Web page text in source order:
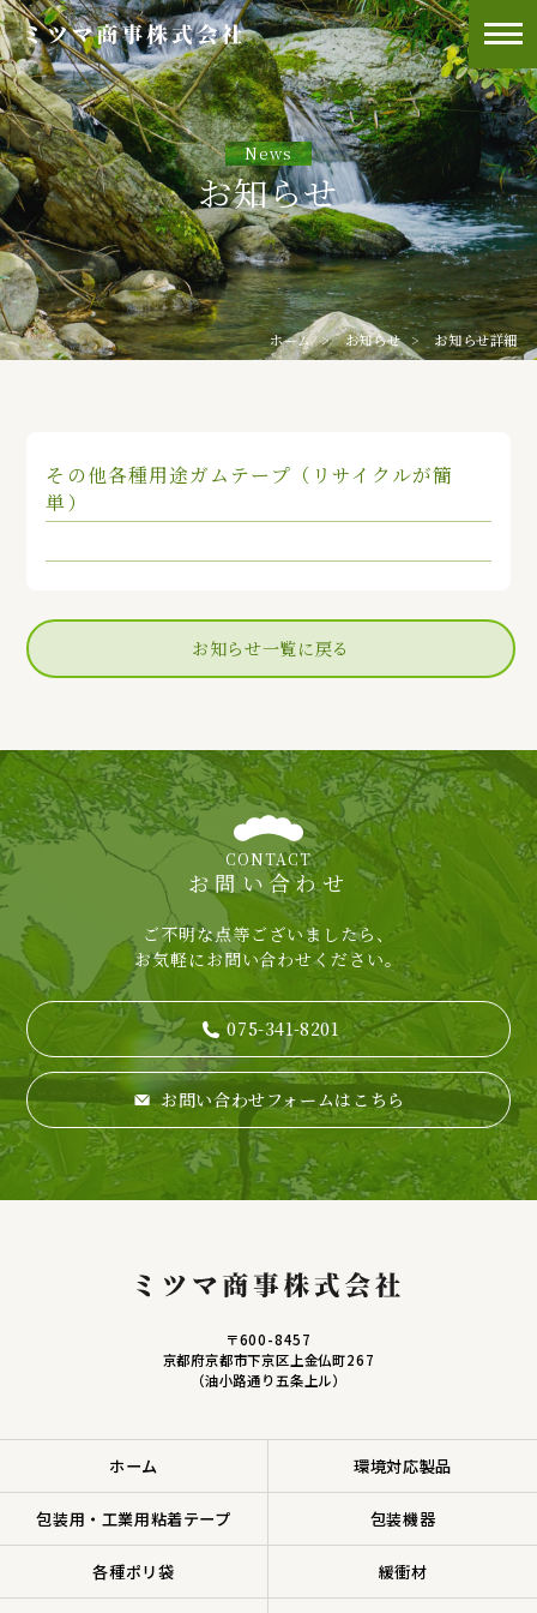
News
お知らせ
ホーム お知らせ お知らせ詳細
その他各種用途ガムテープ（リサイクルが簡
単）
お知らせ一覧に戻る
CONTACT
お問い合わせ
ご不明な点等ございましたら、
お気軽にお問い合わせください。
075-341-8201
お問い合わせフォームはこちら
〒600-8457
京都府京都市下京区上金仏町267
（油小路通り五条上ル）
ホーム 環境対応製品
包装用・工業用粘着テープ 包装機器
各種ポリ袋 緩衝材